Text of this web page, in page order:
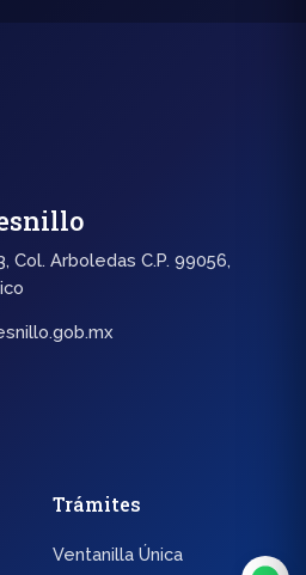
Col. Arboledas C.P. 99056,
Trámites
Ventanilla Única
U̲